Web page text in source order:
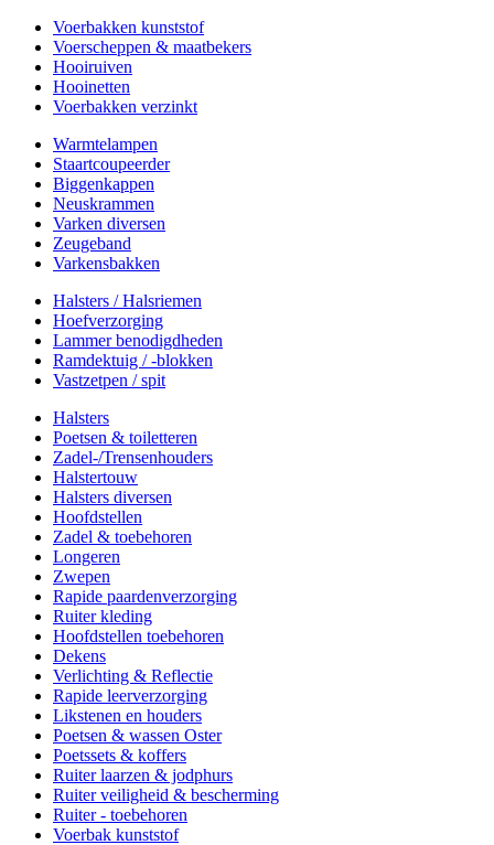
Voerbakken kunststof
Voerscheppen & maatbekers
Hooiruiven
Hooinetten
Voerbakken verzinkt
Warmtelampen
Staartcoupeerder
Biggenkappen
Neuskrammen
Varken diversen
Zeugeband
Varkensbakken
Halsters / Halsriemen
Hoefverzorging
Lammer benodigdheden
Ramdektuig / -blokken
Vastzetpen / spit
Halsters
Poetsen & toiletteren
Zadel-/Trensenhouders
Halstertouw
Halsters diversen
Hoofdstellen
Zadel & toebehoren
Longeren
Zwepen
Rapide paardenverzorging
Ruiter kleding
Hoofdstellen toebehoren
Dekens
Verlichting & Reflectie
Rapide leerverzorging
Likstenen en houders
Poetsen & wassen Oster
Poetssets & koffers
Ruiter laarzen & jodphurs
Ruiter veiligheid & bescherming
Ruiter - toebehoren
Voerbak kunststof